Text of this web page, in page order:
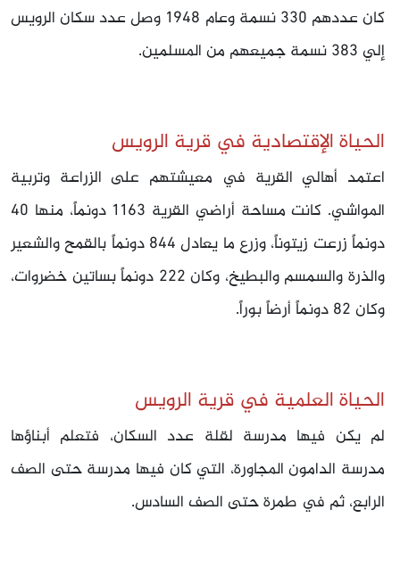
كان عددهم 330 نسمة وعام 1948 وصل عدد سكان الرويس
إلي 383 نسمة جميعهم من المسلمين.
الحياة الإقتصادية في قرية الرويس
اعتمد أهالي القرية في معيشتهم على الزراعة وتربية
المواشي. كانت مساحة أراضي القرية 1163 دونماً، منها 40
دونماً زرعت زيتوناً، وزرع ما يعادل 844 دونماً بالقمح والشعير
والذرة والسمسم والبطيخ، وكان 222 دونماً بساتين خضروات،
وكان 82 دونماً أرضاً بوراً.
الحياة العلمية في قرية الرويس
لم يكن فيها مدرسة لقلة عدد السكان، فتعلم أبناؤها
مدرسة الدامون المجاورة، التي كان فيها مدرسة حتى الصف
الرابع، ثم في طمرة حتى الصف السادس.